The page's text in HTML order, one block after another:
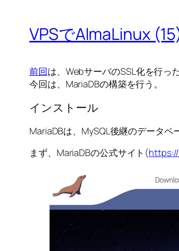
VPSでAlmaLinux
前回は、WebサーバのSSL化を行った
今回は、MariaDBの構築を行う。
インストール
MariaDBは、MySQL後継のデータベ
まず、MariaDBの公式サイト(